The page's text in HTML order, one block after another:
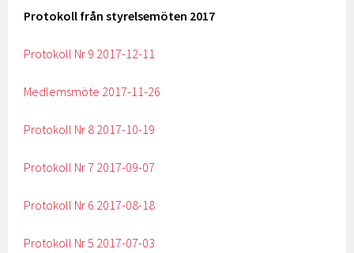
Protokoll från styrelsemöten 2017
Protokoll Nr 9 2017-12-11
Medlemsmöte 2017-11-26
Protokoll Nr 8 2017-10-19
Protokoll Nr 7 2017-09-07
Protokoll Nr 6 2017-08-18
Protokoll Nr 5 2017-07-03